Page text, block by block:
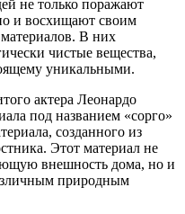
не только поражают
и восхищают своим
В них
чистые вещества,
уникальными.
актера Леонардо
под названием «сорго»
созданного из
Этот материал не
внешность дома, но и
природным